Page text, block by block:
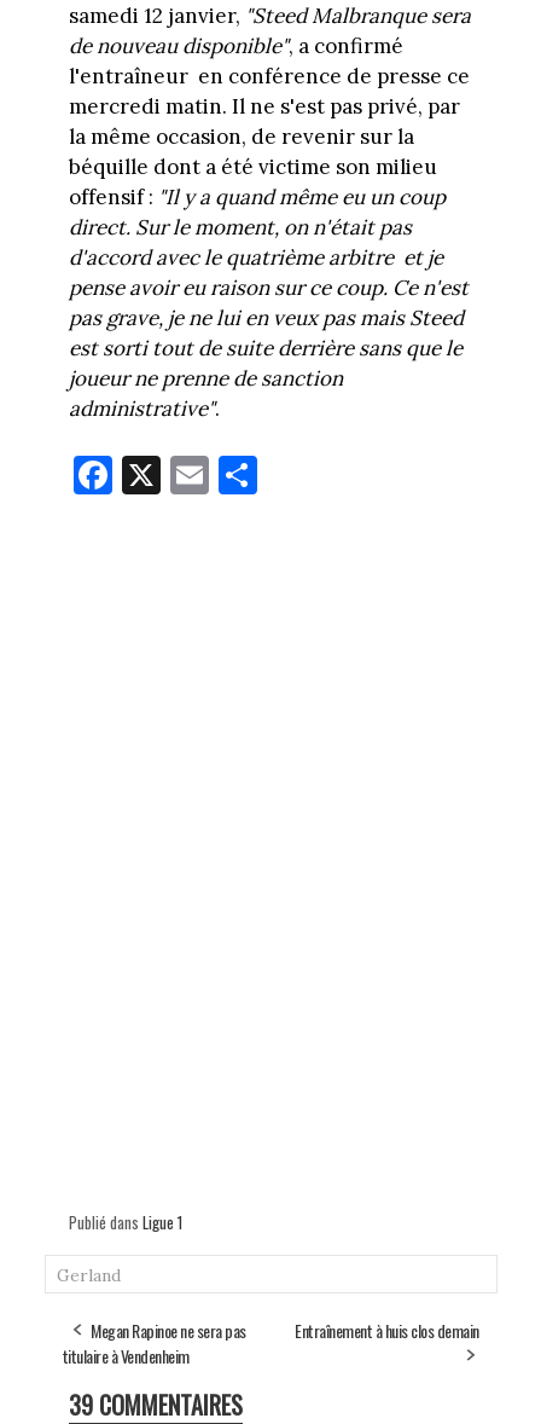
samedi 12 janvier, "Steed Malbranque sera
de nouveau disponible", a confirmé
l'entraîneur en conférence de presse ce
mercredi matin. Il ne s'est pas privé, par
la même occasion, de revenir sur la
béquille dont a été victime son milieu
offensif : "Il y a quand même eu un coup
direct. Sur le moment, on n'était pas
d'accord avec le quatrième arbitre et je
pense avoir eu raison sur ce coup. Ce n'est
pas grave, je ne lui en veux pas mais Steed
est sorti tout de suite derrière sans que le
joueur ne prenne de sanction
administrative".
Fa
ce
X E
m
Pa
rt
Publié dans Ligue 1
Gerland
Megan Rapinoe ne sera pas
titulaire à Vendenheim
Entraînement à huis clos demain
39 COMMENTAIRES